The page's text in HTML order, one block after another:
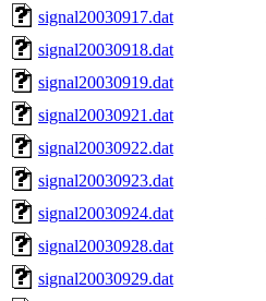
signal20030917.dat
signal20030918.dat
signal20030919.dat
signal20030921.dat
signal20030922.dat
signal20030923.dat
signal20030924.dat
signal20030928.dat
signal20030929.dat